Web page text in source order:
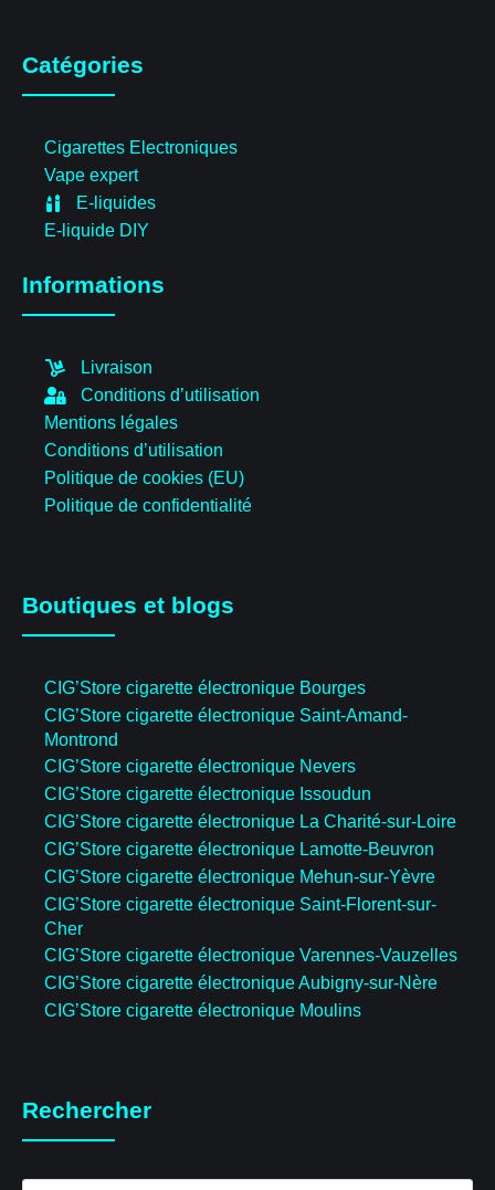
Catégories
Cigarettes Electroniques
Vape expert
E-liquides
E-liquide DIY
Informations
Livraison
Conditions d’utilisation
Mentions légales
Conditions d’utilisation
Politique de cookies (EU)
Politique de confidentialité
Boutiques et blogs
CIG’Store cigarette électronique Bourges
CIG’Store cigarette électronique Saint-Amand-
Montrond
CIG’Store cigarette électronique Nevers
CIG’Store cigarette électronique Issoudun
CIG’Store cigarette électronique La Charité-sur-Loire
CIG’Store cigarette électronique Lamotte-Beuvron
CIG’Store cigarette électronique Mehun-sur-Yèvre
CIG’Store cigarette électronique Saint-Florent-sur-
Cher
CIG’Store cigarette électronique Varennes-Vauzelles
CIG’Store cigarette électronique Aubigny-sur-Nère
CIG’Store cigarette électronique Moulins
Rechercher